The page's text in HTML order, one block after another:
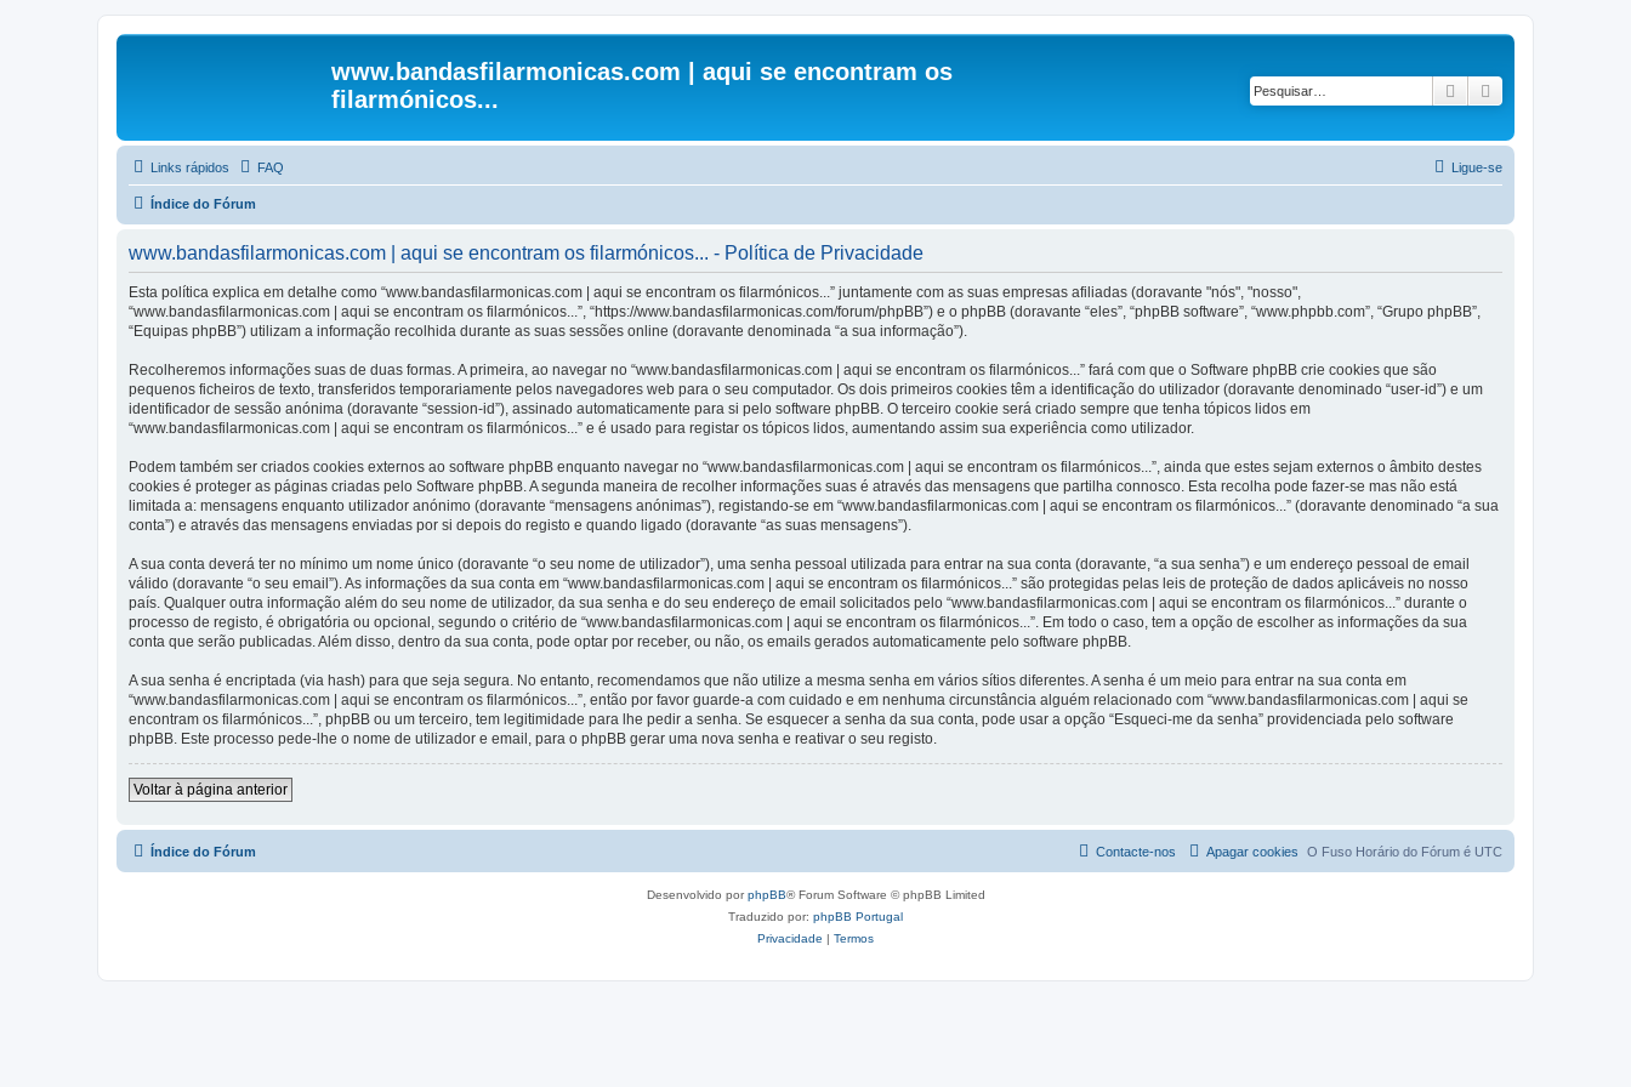
www.bandasfilarmonicas.com | aqui se encontram os
filarmónicos...
Pesquisar
Links rápidos FAQ Ligue-se
Índice do Fórum
www.bandasfilarmonicas.com | aqui se encontram os filarmónicos... - Política de Privacidade
Esta política explica em detalhe como “www.bandasfilarmonicas.com | aqui se encontram os filarmónicos...” juntamente com as suas empresas afiliadas (doravante "nós", "nosso",
“www.bandasfilarmonicas.com | aqui se encontram os filarmónicos...”, “https://www.bandasfilarmonicas.com/forum/phpBB”) e o phpBB (doravante “eles”, “phpBB software”, “www.phpbb.com”, “Grupo phpBB”,
“Equipas phpBB”) utilizam a informação recolhida durante as suas sessões online (doravante denominada “a sua informação”).
Recolheremos informações suas de duas formas. A primeira, ao navegar no “www.bandasfilarmonicas.com | aqui se encontram os filarmónicos...” fará com que o Software phpBB crie cookies que são
pequenos ficheiros de texto, transferidos temporariamente pelos navegadores web para o seu computador. Os dois primeiros cookies têm a identificação do utilizador (doravante denominado “user-id”) e um
identificador de sessão anónima (doravante “session-id”), assinado automaticamente para si pelo software phpBB. O terceiro cookie será criado sempre que tenha tópicos lidos em
“www.bandasfilarmonicas.com | aqui se encontram os filarmónicos...” e é usado para registar os tópicos lidos, aumentando assim sua experiência como utilizador.
Podem também ser criados cookies externos ao software phpBB enquanto navegar no “www.bandasfilarmonicas.com | aqui se encontram os filarmónicos...”, ainda que estes sejam externos o âmbito destes
cookies é proteger as páginas criadas pelo Software phpBB. A segunda maneira de recolher informações suas é através das mensagens que partilha connosco. Esta recolha pode fazer-se mas não está
limitada a: mensagens enquanto utilizador anónimo (doravante “mensagens anónimas”), registando-se em “www.bandasfilarmonicas.com | aqui se encontram os filarmónicos...” (doravante denominado “a sua
conta”) e através das mensagens enviadas por si depois do registo e quando ligado (doravante “as suas mensagens”).
A sua conta deverá ter no mínimo um nome único (doravante “o seu nome de utilizador”), uma senha pessoal utilizada para entrar na sua conta (doravante, “a sua senha”) e um endereço pessoal de email
válido (doravante “o seu email”). As informações da sua conta em “www.bandasfilarmonicas.com | aqui se encontram os filarmónicos...” são protegidas pelas leis de proteção de dados aplicáveis no nosso
país. Qualquer outra informação além do seu nome de utilizador, da sua senha e do seu endereço de email solicitados pelo “www.bandasfilarmonicas.com | aqui se encontram os filarmónicos...” durante o
processo de registo, é obrigatória ou opcional, segundo o critério de “www.bandasfilarmonicas.com | aqui se encontram os filarmónicos...”. Em todo o caso, tem a opção de escolher as informações da sua
conta que serão publicadas. Além disso, dentro da sua conta, pode optar por receber, ou não, os emails gerados automaticamente pelo software phpBB.
A sua senha é encriptada (via hash) para que seja segura. No entanto, recomendamos que não utilize a mesma senha em vários sítios diferentes. A senha é um meio para entrar na sua conta em
“www.bandasfilarmonicas.com | aqui se encontram os filarmónicos...”, então por favor guarde-a com cuidado e em nenhuma circunstância alguém relacionado com “www.bandasfilarmonicas.com | aqui se
encontram os filarmónicos...”, phpBB ou um terceiro, tem legitimidade para lhe pedir a senha. Se esquecer a senha da sua conta, pode usar a opção “Esqueci-me da senha” providenciada pelo software
phpBB. Este processo pede-lhe o nome de utilizador e email, para o phpBB gerar uma nova senha e reativar o seu registo.
Voltar à página anterior
Índice do Fórum O Fuso Horário do Fórum é UTC
Apagar cookies
Contacte-nos
Desenvolvido porphpBB® Forum Software © phpBB Limited
Traduzido por: phpBB Portugal
Privacidade | Termos